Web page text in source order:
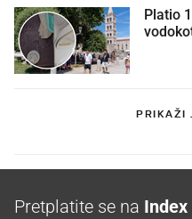
Platio
PRIKAŽI
Pretplatite se na